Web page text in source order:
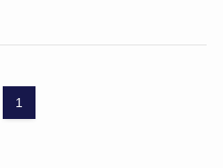
1